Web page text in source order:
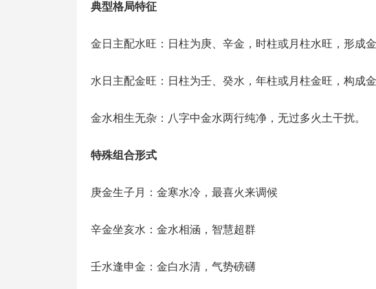
典型格局特征
金日主配水旺：日柱为庚、辛金，时柱或月柱水旺，形成
水日主配金旺：日柱为壬、癸水，年柱或月柱金旺，构成金
金水相生无杂：八字中金水两行纯净，无过多火土干扰。
特殊组合形式
庚金生子月：金寒水冷，最喜火来调候
辛金坐亥水：金水相涵，智慧超群
壬水逢申金：金白水清，气势磅礴